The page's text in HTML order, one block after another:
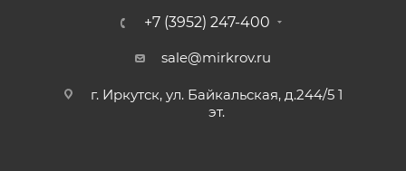
+7 (3952) 247-400
sale@mirkrov.ru
г. Иркутск, ул. Байкальская, д.244/5 1
эт.